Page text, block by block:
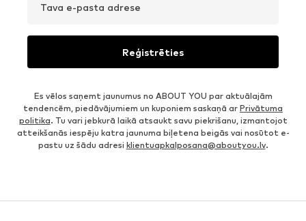
Tava e-pasta adrese
Reģistrēties
Es vēlos saņemt jaunumus no ABOUT YOU par aktuālajām
tendencēm, piedāvājumiem un kuponiem saskaņā ar Privātuma
politika. Tu vari jebkurā laikā atsaukt savu piekrišanu, izmantojot
atteikšanās iespēju katra jaunuma biļetena beigās vai nosūtot e-
pastu uz šādu adresi klientuapkalposana@aboutyou.lv.